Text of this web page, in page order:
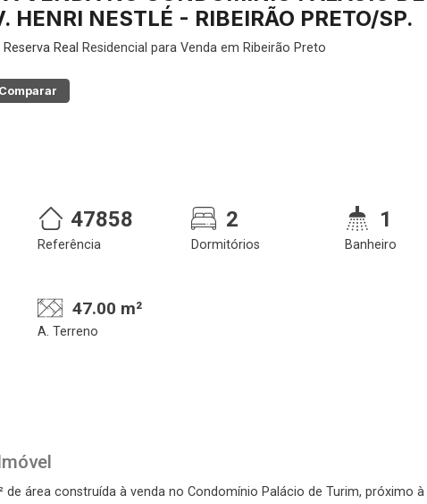
HENRI NESTLÉ - RIBEIRÃO PRETO/SP.
Reserva Real Residencial para Venda em Ribeirão Preto
Comparar
47858
Referência
2
Dormitórios
1
Banheiro
47.00 m²
A. Terreno
de área construída à venda no Condomínio Palácio de Turim, próximo à
06/08/2026